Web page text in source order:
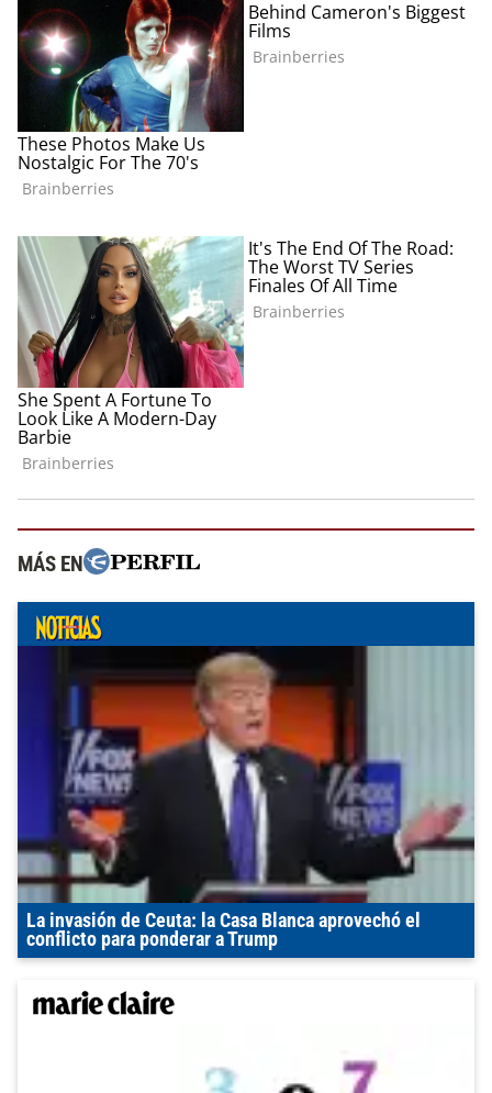
MÁS EN
La invasión de Ceuta: la Casa Blanca aprovechó el
conflicto para ponderar a Trump